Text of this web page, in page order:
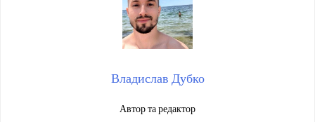
Владислав Дубко
Автор та редактор